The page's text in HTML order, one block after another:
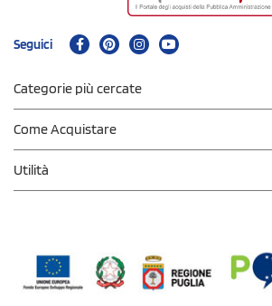
Seguici
Categorie più cercate
Come Acquistare
Utilità